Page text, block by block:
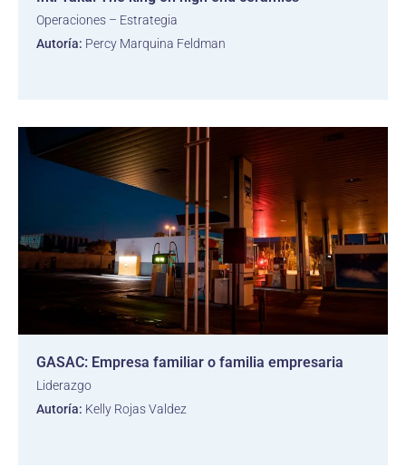
Operaciones – Estrategia
Autoría: Percy Marquina Feldman
GASAC: Empresa familiar o familia empresaria
Liderazgo
Autoría: Kelly Rojas Valdez